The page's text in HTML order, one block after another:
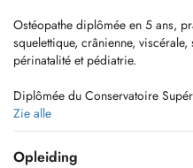
Ostéopathe diplômée en 5 ans,
squelettique, crânienne,
périnatalité et pédiatrie.
Diplômée du Conservatoire
ans.
Expériences en service hospitalier :
Zie alle
Opleiding